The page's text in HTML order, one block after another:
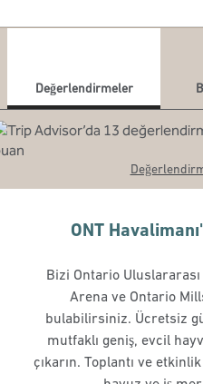
Değerlendirmeler
ONT
Bizi Ontario Uluslararası
Arena ve Ontario
bulabilirsiniz. Ücretsiz
mutfaklı geniş, evcil
çıkarın. Toplantı ve